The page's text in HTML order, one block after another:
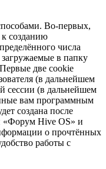
Во-первых,
созданию
числа
в папку
две cookie
(в дальнейшем
сессии (в дальнейшем
вам программным
создана после
«Форум Hive OS» и
о прочтённых
работы с